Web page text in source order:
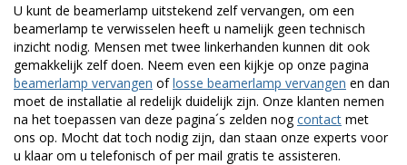
U kunt de beamerlamp uitstekend zelf vervangen, om een
beamerlamp te verwisselen heeft u namelijk geen technisch
inzicht nodig. Mensen met twee linkerhanden kunnen dit ook
gemakkelijk zelf doen. Neem even een kijkje op onze pagina
beamerlamp vervangen oflosse beamerlamp vervangen en dan
moet de installatie al redelijk duidelijk zijn. Onze klanten nemen
na het toepassen van deze pagina´s zelden nogcontact met
ons op. Mocht dat toch nodig zijn, dan staan onze experts voor
u klaar om u telefonisch of per mail gratis te assisteren.